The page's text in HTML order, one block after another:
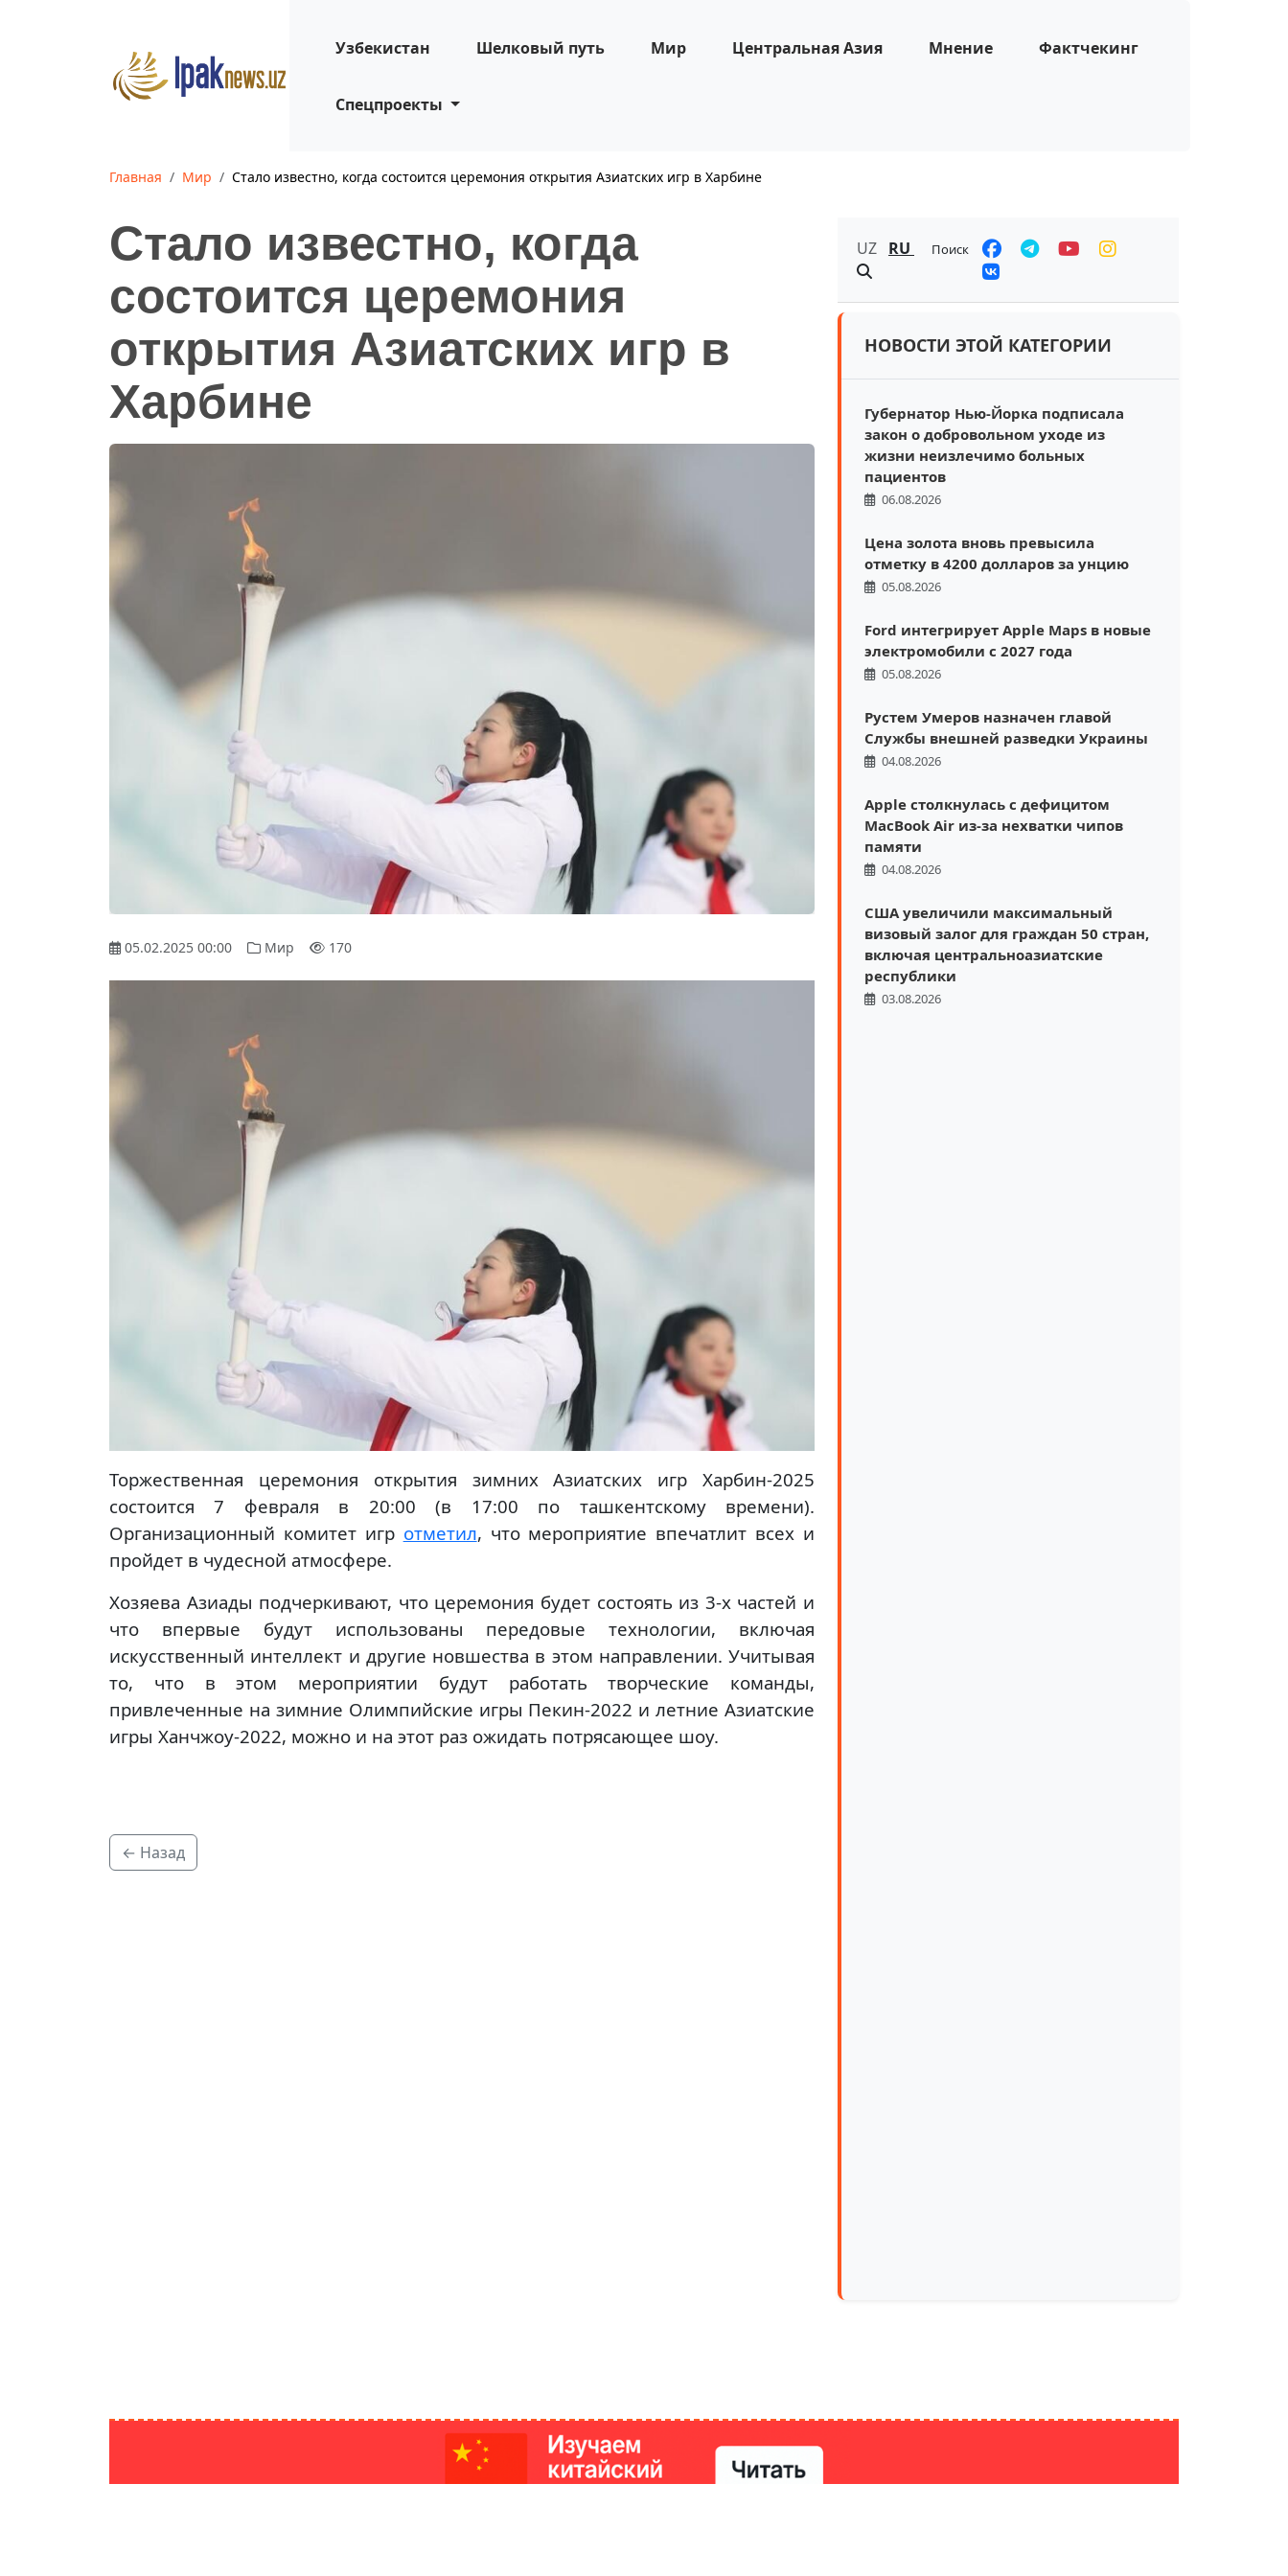
Узбекистан Шелковый путь Мир Центральная Азия Мнение Фактчекинг
Спецпроекты
Главная Мир Стало известно, когда состоится церемония открытия Азиатских игр в Харбине
Стало известно, когда
состоится церемония
открытия Азиатских игр в
Харбине
05.02.2025 00:00 Мир 170
Торжественная церемония открытия зимних Азиатских игр Харбин-2025
состоится 7 февраля в 20:00 (в 17:00 по ташкентскому времени).
Организационный комитет игр отметил, что мероприятие впечатлит всех и
пройдет в чудесной атмосфере.
Хозяева Азиады подчеркивают, что церемония будет состоять из 3-х частей и
что впервые будут использованы передовые технологии, включая
искусственный интеллект и другие новшества в этом направлении. Учитывая
то, что в этом мероприятии будут работать творческие команды,
привлеченные на зимние Олимпийские игры Пекин-2022 и летние Азиатские
игры Ханчжоу-2022, можно и на этот раз ожидать потрясающее шоу.
← Назад
UZ RU Поиск
НОВОСТИ ЭТОЙ КАТЕГОРИИ
Губернатор Нью-Йорка подписала
закон о добровольном уходе из
жизни неизлечимо больных
пациентов
06.08.2026
Цена золота вновь превысила
отметку в 4200 долларов за унцию
05.08.2026
Ford интегрирует Apple Maps в новые
электромобили с 2027 года
05.08.2026
Рустем Умеров назначен главой
Службы внешней разведки Украины
04.08.2026
Apple столкнулась с дефицитом
MacBook Air из-за нехватки чипов
памяти
04.08.2026
США увеличили максимальный
визовый залог для граждан 50 стран,
включая центральноазиатские
республики
03.08.2026